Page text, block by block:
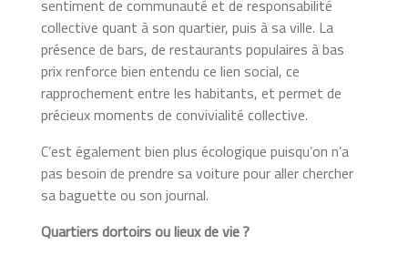
sentiment de communauté et de responsabilité
collective quant à son quartier, puis à sa ville. La
présence de bars, de restaurants populaires à bas
prix renforce bien entendu ce lien social, ce
rapprochement entre les habitants, et permet de
précieux moments de convivialité collective.
C’est également bien plus écologique puisqu’on n’a
pas besoin de prendre sa voiture pour aller chercher
sa baguette ou son journal.
Quartiers dortoirsou lieux de vie ?